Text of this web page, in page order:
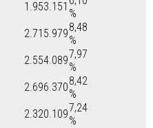
1.953.151
%
2.715.9798,48
%
2.554.0897,97
%
2.696.3708,42
%
2.320.1097,24
%